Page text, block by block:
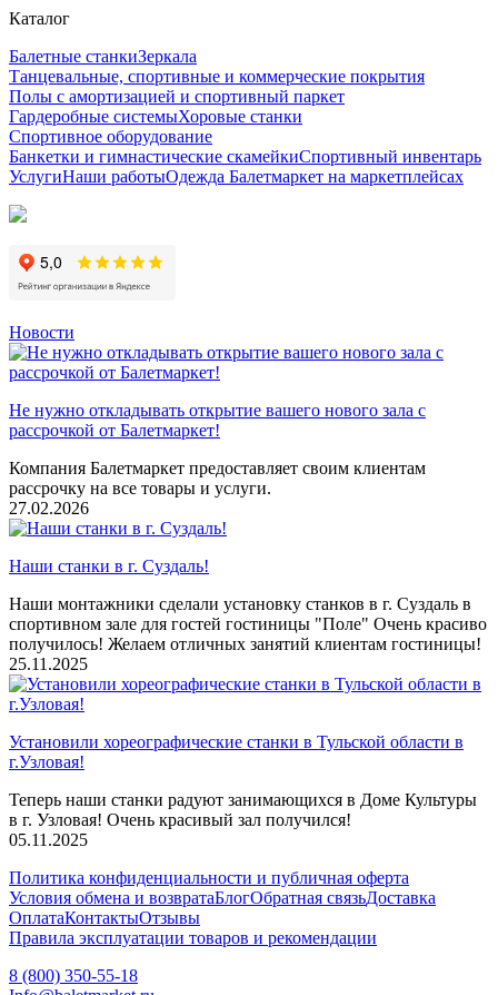
Каталог
Балетные станкиЗеркала
Танцевальные, спортивные и коммерческие покрытия
Полы с амортизацией и спортивный паркет
Гардеробные системыХоровые станки
Спортивное оборудование
Банкетки и гимнастические скамейкиСпортивный инвентарь
УслугиНаши работыОдежда Балетмаркет на маркетплейсах
Новости
Не нужно откладывать открытие вашего нового зала с
рассрочкой от Балетмаркет!
Компания Балетмаркет предоставляет своим клиентам
рассрочку на все товары и услуги.
27.02.2026
Наши станки в г. Суздаль!
Наши монтажники сделали установку станков в г. Суздаль в
спортивном зале для гостей гостиницы "Поле" Очень красиво
получилось! Желаем отличных занятий клиентам гостиницы!
25.11.2025
Установили хореографические станки в Тульской области в
г.Узловая!
Теперь наши станки радуют занимающихся в Доме Культуры
в г. Узловая! Очень красивый зал получился!
05.11.2025
Политика конфиденциальности и публичная оферта
Условия обмена и возвратаБлогОбратная связьДоставка
ОплатаКонтактыОтзывы
Правила эксплуатации товаров и рекомендации
8 (800) 350-55-18